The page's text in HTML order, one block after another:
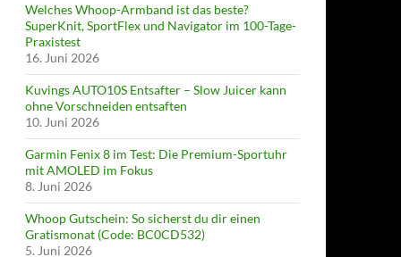
Welches Whoop-Armband ist das beste?
SuperKnit, SportFlex und Navigator im 100-Tage-
Praxistest
16. Juni 2026
Kuvings AUTO10S Entsafter – Slow Juicer kann
ohne Vorschneiden entsaften
10. Juni 2026
Garmin Fenix 8 im Test: Die Premium-Sportuhr
mit AMOLED im Fokus
8. Juni 2026
Whoop Gutschein: So sicherst du dir einen
Gratismonat (Code: BC0CD532)
5. Juni 2026